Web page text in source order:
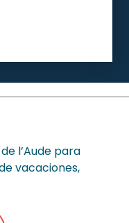
l’Aude para
vacaciones,